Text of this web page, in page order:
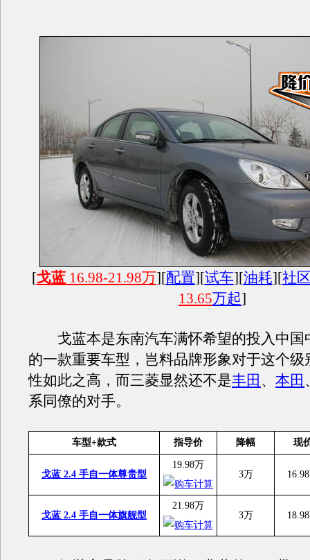
[戈蓝16.98-21.98万][配置][试车][油耗][社
13.65万起]
戈蓝本是东南汽车满怀希望的投入中国
的一款重要车型，岂料品牌形象对于这个级
性如此之高，而三菱显然还不是丰田 、 本田
系同僚的对手。
车型+款式 指导价 降幅 现
戈蓝 2.4 手自一体尊贵型
19.98万
3万
戈蓝 2.4 手自一体旗舰型
21.98万
3万